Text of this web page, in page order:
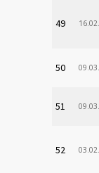
49
50
51
52